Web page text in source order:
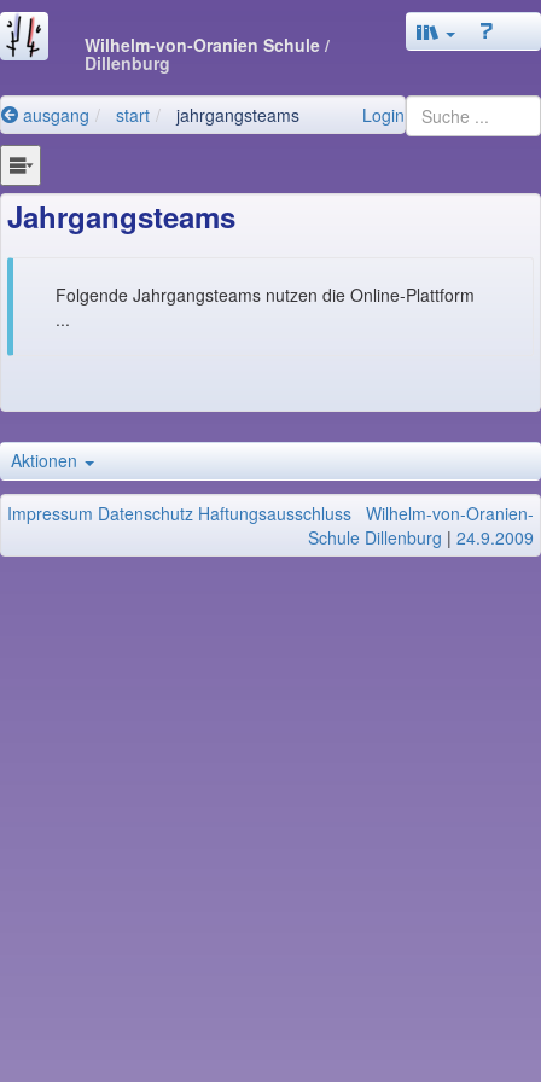
Wilhelm-von-Oranien Schule /
Dillenburg
ausgang start jahrgangsteams Login
Jahrgangsteams
Folgende Jahrgangsteams nutzen die Online-Plattform
...
Aktionen
Impressum Datenschutz Haftungsausschluss Wilhelm-von-Oranien-
Schule Dillenburg | 24.9.2009